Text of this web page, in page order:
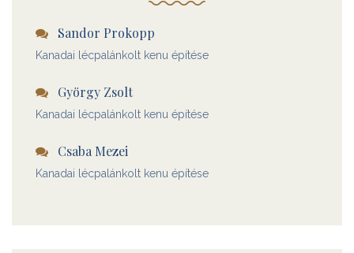
Sandor Prokopp
Kanadai lécpalánkolt kenu építése
György Zsolt
Kanadai lécpalánkolt kenu építése
Csaba Mezei
Kanadai lécpalánkolt kenu építése